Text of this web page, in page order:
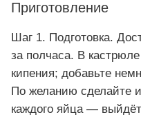
Приготовление
Шаг 1. Подготовка.
за полчаса. В
кипения; добавьте
По желанию сделайте
каждого яйца —